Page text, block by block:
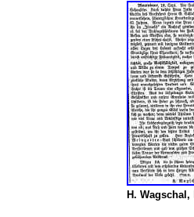
H. Wagschal,